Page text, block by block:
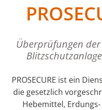
Überprüfungen
PROSECURE ist ein
die gesetzlich
Hebemittel,